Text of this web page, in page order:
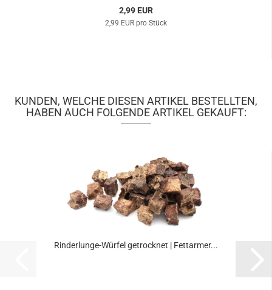
2,99 EUR
2,99 EUR pro Stück
KUNDEN, WELCHE DIESEN ARTIKEL BESTELLTEN,
HABEN AUCH FOLGENDE ARTIKEL GEKAUFT:
Rinderlunge-Würfel getrocknet | Fettarmer...